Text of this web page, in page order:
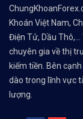
Khoán Việt Nam,
Điện Tử, Dầu
chuyên gia về thị
kiếm tiền. Bên
dào trong lĩnh vực
lượng.